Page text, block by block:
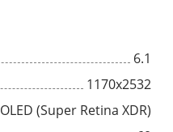
6.1
1170x2532
OLED (Super Retina XDR)